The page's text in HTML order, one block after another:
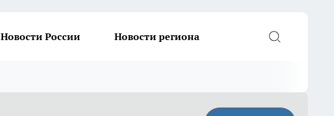
Новости России Новости региона